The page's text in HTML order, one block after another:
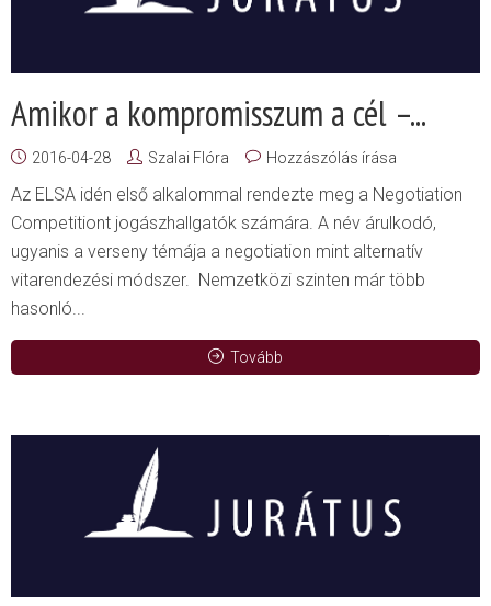
Amikor a kompromisszum a cél –...
2016-04-28 Szalai Flóra Hozzászólás írása
Az ELSA idén első alkalommal rendezte meg a Negotiation
Competitiont jogászhallgatók számára. A név árulkodó,
ugyanis a verseny témája a negotiation mint alternatív
vitarendezési módszer. Nemzetközi szinten már több
hasonló...
Tovább